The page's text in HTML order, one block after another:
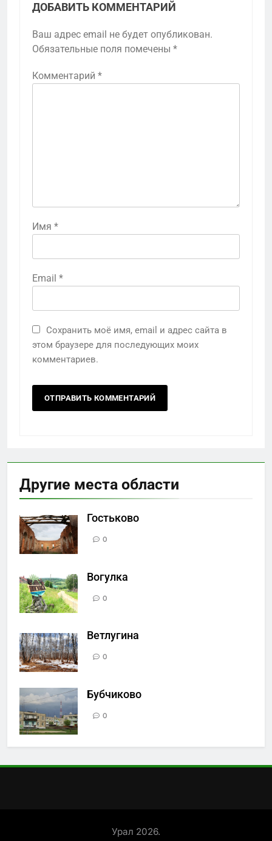
ДОБАВИТЬ КОММЕНТАРИЙ
Ваш адрес email не будет опубликован.
Обязательные поля помечены *
Комментарий *
Имя *
Email *
Сохранить моё имя, email и адрес сайта в
этом браузере для последующих моих
комментариев.
Другие места области
Гостьково
0
Вогулка
0
Ветлугина
0
Бубчиково
0
Урал 2026.